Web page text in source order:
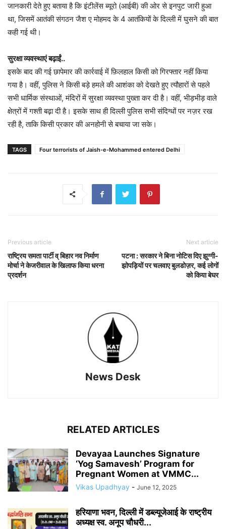
जानकारी देते हुए बताया है कि इंटीलेंस ब्यूरो (आईबी) की ओर से इनपुट जारी हुआ
था, जिसमें आतंकी संगठन जैश ए मोहमद के 4 आतंकियों के दिल्ली में घुसने की बात
कही गई थी।
सुरक्षा व्यवस्थाएं बढ़ाईं..
इसके बाद की गई छापेमार की कार्रवाई में फ़िलहाल किसी को गिरफ्तार नहीं किया
गया है। वहीं, पुलिस ने किसी बड़े हमले की आशंका को देखते हुए त्यौहारों से पहले
सभी धार्मिक संस्थाओं, मंदिरों में सुरक्षा व्यवस्था पुख्ता कर दी है। वहीं, भीड़भीड़ वाले
क्षेत्रों में गश्ती बढ़ा दी है। इसके साथ ही दिल्ली पुलिस सभी संदिग्धों पर नज़र रख
रही है, ताकि किसी प्रकार की अनहोनी से बचाया जा सके।
TAGS Four terrorists of Jaish-e-Mohammed entered Delhi
Previous article
राष्ट्रिय समता पार्टी व् बिहार नव निर्माण
मोर्चा ने केजरीवाल के खिलाफ किया धरना
प्रदर्शन
Next article
पटना : सरकार ने बिना नोटिस दिए झुग्गी-
झोपड़ियों पर चलवाए बुलडोज़र, कई लोगों
को किया बेघर
News Desk
RELATED ARTICLES
Devayaa Launches Signature
‘Yog Samavesh’ Program for
Pregnant Women at VMMC...
Vikas Upadhyay - June 12, 2025
हरियाणा भवन, दिल्ली में डब्ल्यूजेआई के राष्ट्रीय
अध्यक्ष स्व. अनूप चौधरी...